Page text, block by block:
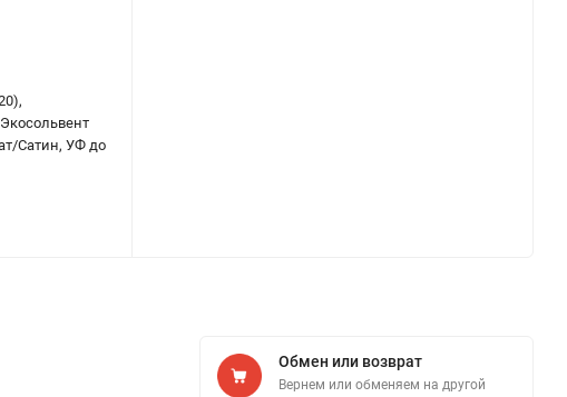
Сатин, УФ до
Обмен или возврат
Вернем или обменяем на другой